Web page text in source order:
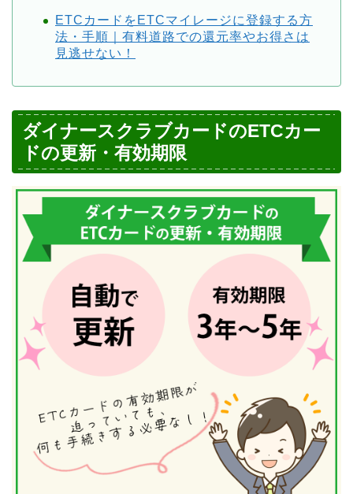
ETCカードをETCマイレージに登録する方
法・手順｜有料道路での還元率やお得さは
見逃せない！
ダイナースクラブカードのETCカー
ドの更新・有効期限